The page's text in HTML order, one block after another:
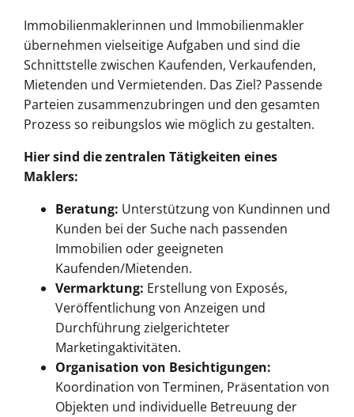
Immobilienmaklerinnen und Immobilienmakler
übernehmen vielseitige Aufgaben und sind die
Schnittstelle zwischen Kaufenden, Verkaufenden,
Mietenden und Vermietenden. Das Ziel? Passende
Parteien zusammenzubringen und den gesamten
Prozess so reibungslos wie möglich zu gestalten.
Hier sind die zentralen Tätigkeiten eines
Maklers:
Beratung: Unterstützung von Kundinnen und
Kunden bei der Suche nach passenden
Immobilien oder geeigneten
Kaufenden/Mietenden.
Vermarktung: Erstellung von Exposés,
Veröffentlichung von Anzeigen und
Durchführung zielgerichteter
Marketingaktivitäten.
Organisation von Besichtigungen:
Koordination von Terminen, Präsentation von
Objekten und individuelle Betreuung der